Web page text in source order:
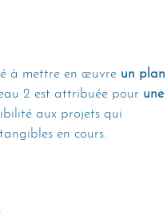
à mettre en œuvre un plan
2 est attribuée pour une
aux projets qui
en cours.